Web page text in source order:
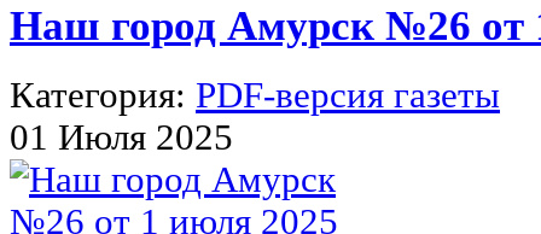
Наш город Амурск №26 от
Категория: PDF-версия газеты
01 Июля 2025